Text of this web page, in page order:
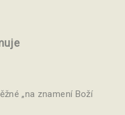
„na znamení Boží